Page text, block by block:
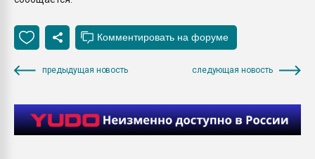
предыдущая новость следующая новость